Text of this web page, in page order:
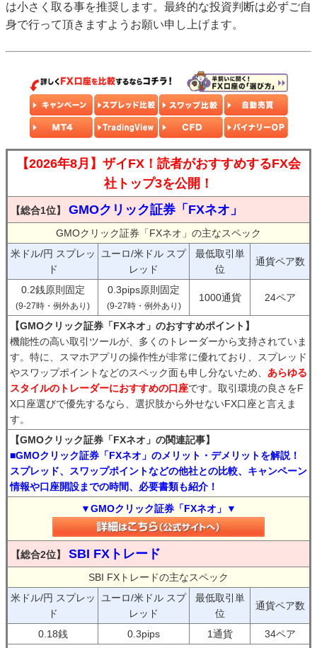
は小さく取る事を推奨します。最終的な投資判断は必ずご自
身で行って頂きますようお願い申し上げます。
【2026年8月】ザイFX！読者がおすすめするFX会
社トップ3を公開！
【総合1位】 GMOクリック証券「FXネオ」
GMOクリック証券「FXネオ」の主なスペック
米ドル/円 スプレッ
ド
ユーロ/米ドル スプ
レッド
最低取引単
位
通貨ペア数
0.2銭原則固定
(9-27時・例外あり)
0.3pips原則固定
(9-27時・例外あり)
1000通貨 24ペア
【GMOクリック証券「FXネオ」のおすすめポイント】
機能性の高い取引ツールが、多くのトレーダーから支持されていま
す。特に、スマホアプリの操作性が非常に優れており、スプレッド
やスワップポイントなどのスペック面も申し分ないため、 あらゆる
スタイルのトレーダーにおすすめの口座です。取引環境の良さをF
X口座選びで優先するなら、選択肢から外せないFX口座と言えま
す。
【GMOクリック証券「FXネオ」の関連記事】
■GMOクリック証券「FXネオ」のメリット・デメリットを解説！
スプレッド、スワップポイントなどの他社との比較、キャンペーン
情報や口座開設までの時間、必要書類も紹介！
▼GMOクリック証券「FXネオ」▼
【総合2位】 SBI FXトレード
SBI FXトレードの主なスペック
米ドル/円 スプレッ
ド
ユーロ/米ドル スプ
レッド
最低取引単
位
通貨ペア数
0.18銭 0.3pips 1通貨
34ペア